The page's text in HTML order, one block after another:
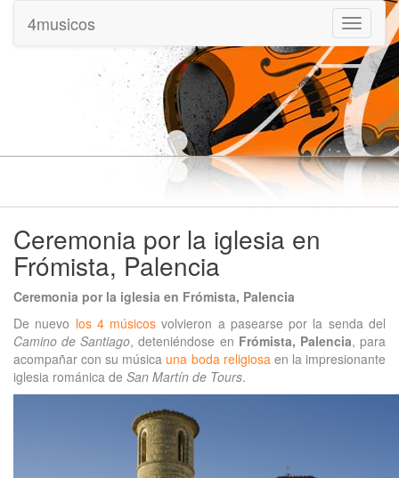
Mostrar
menu
4musicos
Ceremonia por la iglesia en
Frómista, Palencia
Ceremonia por la iglesia en Frómista, Palencia
De nuevo los 4 músicos volvieron a pasearse por la senda del
Camino de Santiago, deteniéndose en Frómista, Palencia, para
acompañar con su música una boda religiosa en la impresionante
iglesia románica de San Martín de Tours.